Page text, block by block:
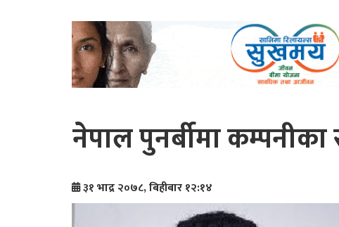
नेपाल पुनर्बीमा
३१ भाद्र २०७८, बिहीबार १२:१४